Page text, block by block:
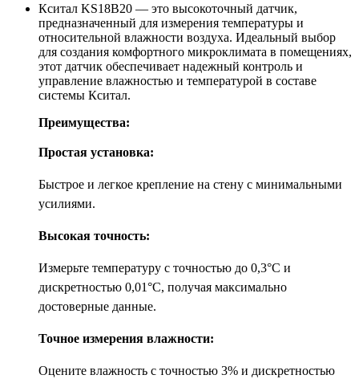
Кситал KS18B20 — это высокоточный датчик,
предназначенный для измерения температуры и
относительной влажности воздуха. Идеальный выбор
для создания комфортного микроклимата в помещениях,
этот датчик обеспечивает надежный контроль и
управление влажностью и температурой в составе
системы Кситал.
Преимущества:
Простая установка:
Быстрое и легкое крепление на стену с минимальными
усилиями.
Высокая точность:
Измерьте температуру с точностью до 0,3°C и
дискретностью 0,01°C, получая максимально
достоверные данные.
Точное измерения влажности:
Оцените влажность с точностью 3% и дискретностью